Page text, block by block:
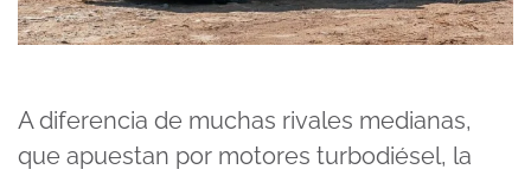
A diferencia de muchas rivales medianas,
que apuestan por motores turbodiésel, la